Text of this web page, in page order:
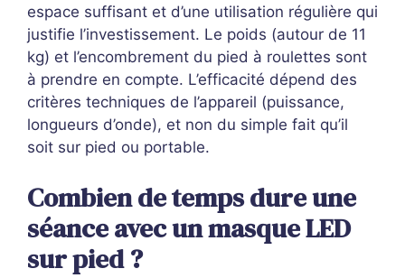
espace suffisant et d’une utilisation régulière qui
justifie l’investissement. Le poids (autour de 11
kg) et l’encombrement du pied à roulettes sont
à prendre en compte. L’efficacité dépend des
critères techniques de l’appareil (puissance,
longueurs d’onde), et non du simple fait qu’il
soit sur pied ou portable.
Combien de temps dure une
séance avec un masque LED
sur pied ?